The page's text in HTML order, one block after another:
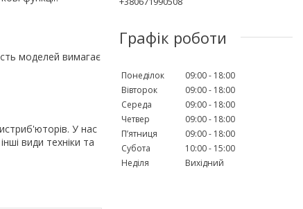
моделей вимагає
У нас
види техніки та
Графік роботи
Понеділок 09:00
18:00
Вівторок
09:00
18:00
Середа
09:00
18:00
Четвер
09:00
18:00
Пʼятниця
09:00
18:00
Субота
10:00
15:00
Неділя
Вихідний